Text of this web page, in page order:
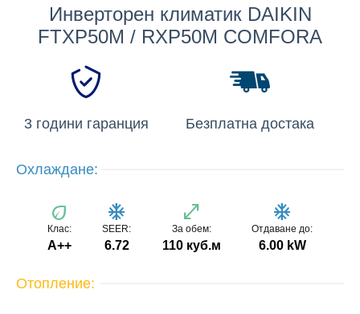
Инверторен климатик DAIKIN
FTXP50M / RXP50M COMFORA
3 години гаранция Безплатна достака
Охлаждане:
eco
Клас:
A++
ac_unit
SEER:
6.72
open_in_full
За обем:
110 куб.м
ac_unit
Отдаване до:
6.00 kW
Отопление: